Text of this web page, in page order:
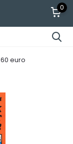
0
euro